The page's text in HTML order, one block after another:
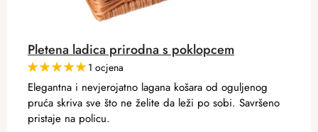
Pletena ladica prirodna s poklopcem
1 ocjena
Elegantna i nevjerojatno lagana košara od oguljenog
pruća skriva sve što ne želite da leži po sobi. Savršeno
pristaje na policu.